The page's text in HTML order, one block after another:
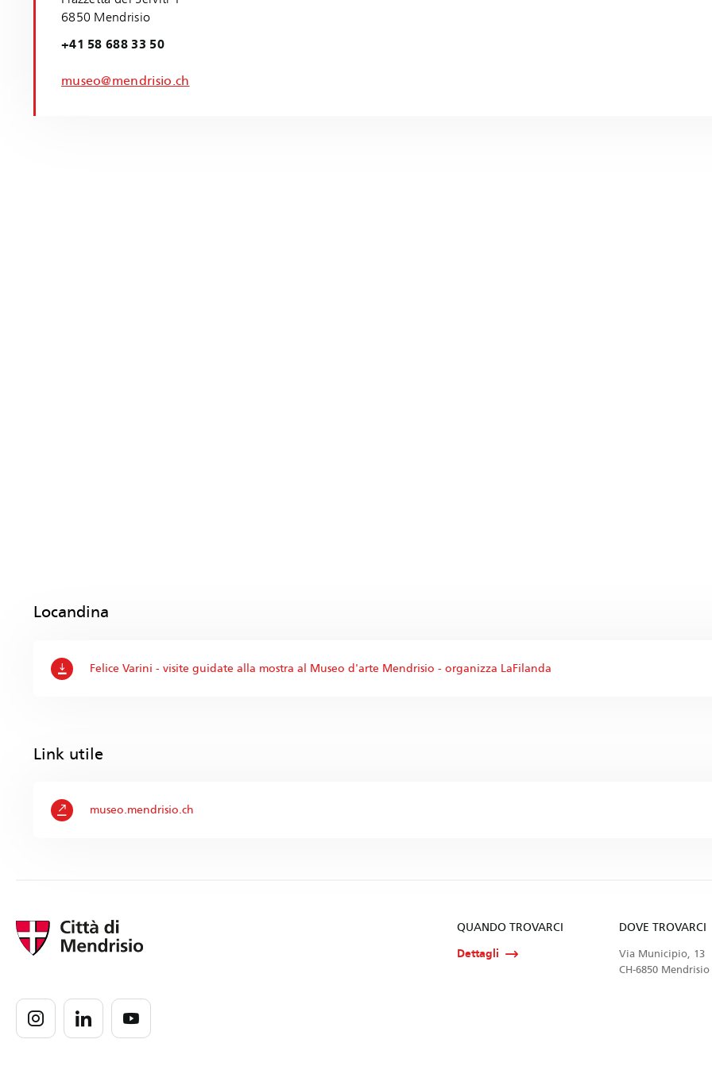
6850 Mendrisio
+41 58 688 33 50
museo@mendrisio.ch
Locandina
Felice Varini - visite guidate alla mostra al Museo d'arte Mendrisio - organizza LaFilanda
Link utile
museo.mendrisio.ch
QUANDO TROVARCI
Dettagli
DOVE TROVARCI
Via Municipio, 13
CH-6850 Mendrisio